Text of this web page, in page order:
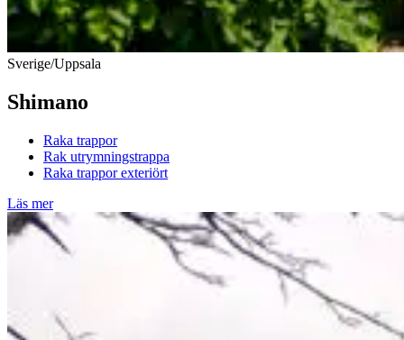
Sverige/Uppsala
Shimano
Raka trappor
Rak utrymningstrappa
Raka trappor exteriört
Läs mer